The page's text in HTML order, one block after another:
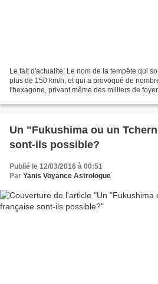
Le fait d'actualité: Le nom de la tempête qui
plus de 150 km/h, et qui a provoqué de
l'hexagone, privant même des milliers de
Un "Fukushima ou un
sont-ils possible?
Publié le 12/03/2016 à 00:51
Par Yanis Voyance Astrologue